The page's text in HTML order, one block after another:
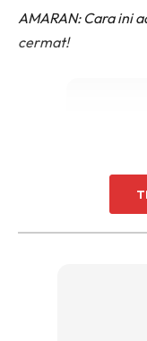
AMARAN: Cara ini
cermat!